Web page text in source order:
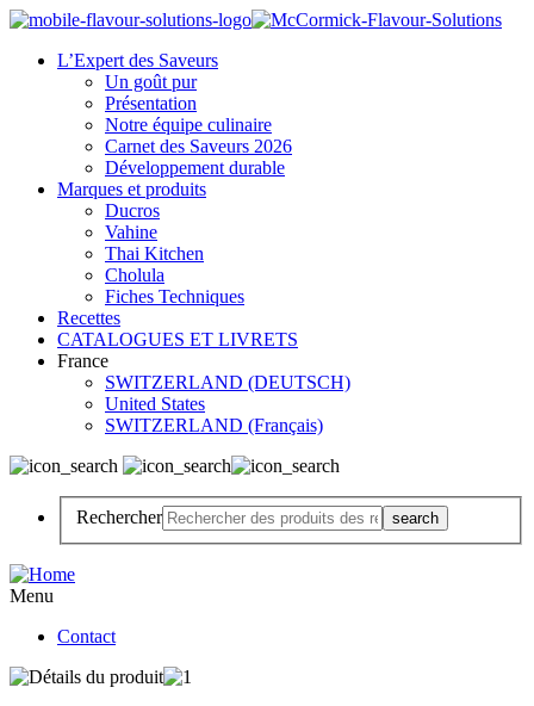
L’Expert des Saveurs
Un goût pur
Présentation
Notre équipe culinaire
Carnet des Saveurs 2026
Développement durable
Marques et produits
Ducros
Vahine
Thai Kitchen
Cholula
Fiches Techniques
Recettes
CATALOGUES ET LIVRETS
France
SWITZERLAND (DEUTSCH)
United States
SWITZERLAND (Français)
Rechercher
Menu
Contact